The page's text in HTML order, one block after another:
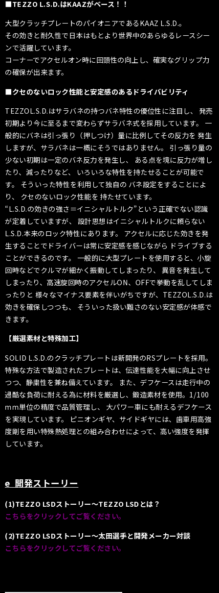
■TEZZO L.S.D.はKAAZがベース！！
大型クラッチプレートのパイオニアであるKAAZ L.S.D.。
その効きと耐久性で日本はもとより世界中のあらゆるレースシー
ンで活躍しています。
コーナーでアクセルオン時に回頭性の向上し、確実なグリップ力
の確保が出来ます。
■クセのないロック性能と安定感のあるドライバビリティ
TEZZOL.S.D.はサラバネの持つバネ特性の優位性に注目し、 発売
初期より今に至るまで変わらずサラバネ式を採用しています。 一
般的にバネは引っ張り（押しつけ）量に比例してその反力を 発生
しますが、サラバネは一概にそうではありません。 引っ張り量の
少ない初期は一定のバネ反力を発生し、 ある点を境に反力が増し
たり、減ったりなど、 いろいろな特性を持たせることが可能で
す。 そういった特性を利用して独自の バネ設定をすることによ
り、 クセのないロック性能を 持たせています。
“L.S.D.の効きの強さ＝イニシャルトルク”という正確でない認識
が定着していますが、 設計思想はイニシャルトルクに頼らない
L.S.D.本来のロック特性にあります。 アクセルに応じた効きを発
生することでドライバーは常に安定感を感じながら ドライブする
ことができるのです。 一般的に大型プレートを使用すると、小旋
回時などでクルマが細かく振動してしまったり、 異音を発生して
しまったり、高速旋回時のアクセルON、OFFで挙動を乱してしま
ったりと 様々なマイナス要素を伴いがちですが、TEZZOL.S.D.は
効きを確保しつつも、 そういった扱い難さのない安定感が体感で
きます。
【厳選素材と特殊加工】
SOLID L.S.D.のクラッチプレートは新開発のRSプレートを採用。
特殊な方法で製造されたプレートは、伝達性能を大幅に向上させ
つつ、静粛性を兼ね備えています。 また、デフケースは走行中の
過酷な負荷に耐える為に材料を厳選し、鍛造素材を使用。1/100
ｍｍ単位の精度で品質管理し、 大パワー車にも耐えるデフケース
を実現しています。 ピニオンギヤ、サイドギヤには、歯車用高強
度剛を用い特殊熱処理との組み合わせによって、高い強度を発揮
しています。
e 開発ストーリー
(1)TEZZO LSDストーリー〜TEZZO LSDとは？
こちらをクリックしてご覧ください。
(2)TEZZO LSDストーリー〜太田選手と開発メーカー対談
こちらをクリックしてご覧ください。